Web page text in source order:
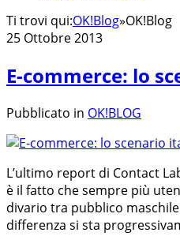
Ti trovi qui:OK!Blog»OK!Blog
25 Ottobre 2013
E-commerce: lo
Pubblicato in OK!BLOG
L’ultimo report di Contact
è il fatto che sempre più
divario tra pubblico
differenza si sta